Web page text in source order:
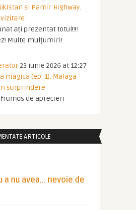
si Pamir Highway.
ați prezentat totul!!!!
Multe mulțumiri!
23 iunie 2026 at 12:27
magica (ep. 1). Malaga
surprindere
de aprecieri
ARTICOLE
a nu avea… nevoie de